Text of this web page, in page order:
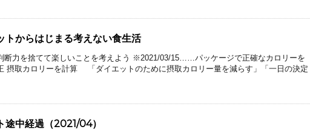
トからはじまる考えない食生活
断力を捨てて楽しいことを考えよう ※2021/03/15……パッケージで正確なカロリーを
摂取カロリーを計算 「ダイエットのために摂取カロリー量を減らす」「一日の決定
途中経過（2021/04）